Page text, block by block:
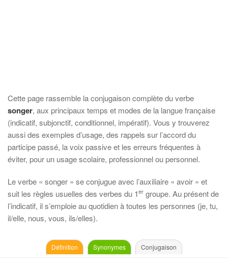
Cette page rassemble la conjugaison complète du verbe
songer, aux principaux temps et modes de la langue française
(indicatif, subjonctif, conditionnel, impératif). Vous y trouverez
aussi des exemples d’usage, des rappels sur l’accord du
participe passé, la voix passive et les erreurs fréquentes à
éviter, pour un usage scolaire, professionnel ou personnel.
Le verbe « songer » se conjugue avec l’auxiliaire « avoir » et
suit les règles usuelles des verbes du 1er groupe. Au présent de
l’indicatif, il s’emploie au quotidien à toutes les personnes (je, tu,
il/elle, nous, vous, ils/elles).
Définition Synonymes Conjugaison